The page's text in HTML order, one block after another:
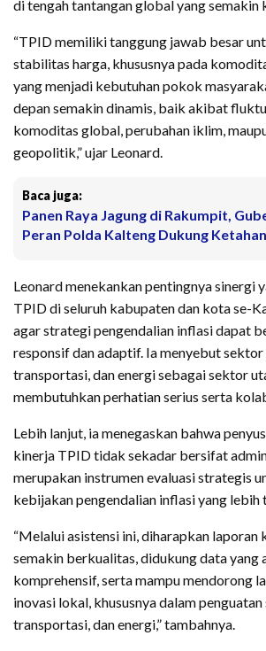
di tengah tantangan global yang semakin
“TPID memiliki tanggung jawab besar
stabilitas harga, khususnya pada
yang menjadi kebutuhan pokok
depan semakin dinamis, baik akibat
komoditas global, perubahan iklim,
geopolitik,” ujar Leonard.
Baca juga:
Panen Raya Jagung di Rakumpit,
Peran Polda Kalteng Dukung
Leonard menekankan pentingnya sinergi
TPID di seluruh kabupaten dan kota se-
agar strategi pengendalian inflasi dapat
responsif dan adaptif. Ia menyebut sektor
transportasi, dan energi sebagai sektor
membutuhkan perhatian serius serta
Lebih lanjut, ia menegaskan bahwa
kinerja TPID tidak sekadar bersifat
merupakan instrumen evaluasi strategis
kebijakan pengendalian inflasi yang lebih
“Melalui asistensi ini, diharapkan laporan
semakin berkualitas, didukung data yang
komprehensif, serta mampu mendorong
inovasi lokal, khususnya dalam
transportasi, dan energi,” tambahnya.